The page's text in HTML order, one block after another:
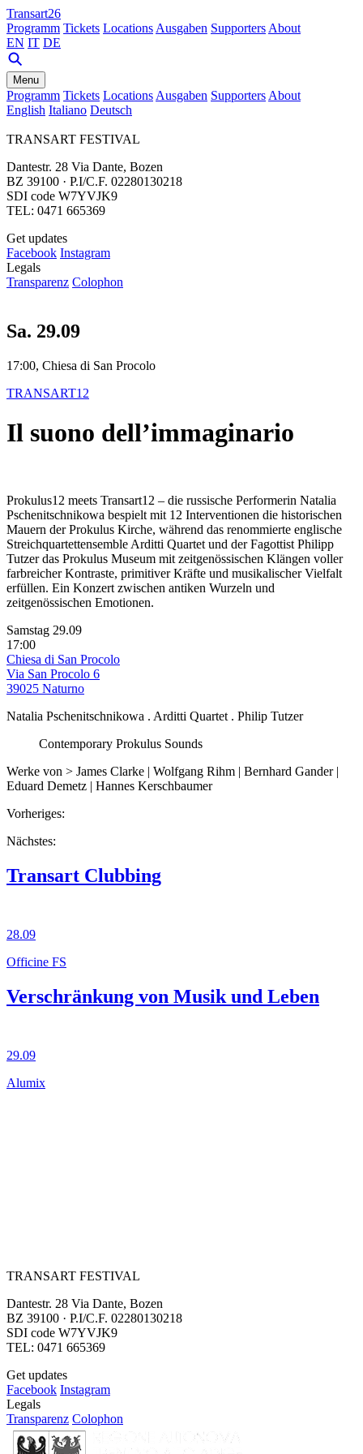
Transart26
Programm Tickets Locations Ausgaben Supporters About
EN IT DE
Menu
Programm Tickets Locations Ausgaben Supporters About
English Italiano Deutsch
TRANSART FESTIVAL
Dantestr. 28 Via Dante, Bozen
BZ 39100 · P.I/C.F. 02280130218
SDI code W7YVJK9
TEL: 0471 665369
Get updates
Facebook Instagram
Legals
Transparenz Colophon
Sa. 29.09
17:00, Chiesa di San Procolo
TRANSART12
Il suono dell’immaginario
Prokulus12 meets Transart12 – die russische Performerin Natalia
Pschenitschnikowa bespielt mit 12 Interventionen die historischen
Mauern der Prokulus Kirche, während das renommierte englische
Streichquartettensemble Arditti Quartet und der Fagottist Philipp
Tutzer das Prokulus Museum mit zeitgenössischen Klängen voller
farbreicher Kontraste, primitiver Kräfte und musikalischer Vielfalt
erfüllen. Ein Konzert zwischen antiken Wurzeln und
zeitgenössischen Emotionen.
Samstag 29.09
17:00
Chiesa di San Procolo
Via San Procolo 6
39025 Naturno
Natalia Pschenitschnikowa . Arditti Quartet . Philip Tutzer
Contemporary Prokulus Sounds
Werke von > James Clarke | Wolfgang Rihm | Bernhard Gander |
Eduard Demetz | Hannes Kerschbaumer
Vorheriges:
Nächstes:
Transart Clubbing
28.09
Officine FS
Verschränkung von Musik und Leben
29.09
Alumix
TRANSART FESTIVAL
Dantestr. 28 Via Dante, Bozen
BZ 39100 · P.I/C.F. 02280130218
SDI code W7YVJK9
TEL: 0471 665369
Get updates
Facebook Instagram
Legals
Transparenz Colophon